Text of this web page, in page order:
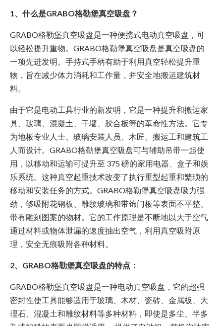
1、什么是GRABO格勒堡真空吸盘？
GRABO格勒堡真空吸盘是一种便携式电动真空吸盘，可
以轻松提升重物。GRABO格勒堡真空吸盘是真空吸盘的
一项先进发明。手持式手柄有助于利用真空轻松提升重
物，旨在减少体力消耗和工作量，并安全地搬运建筑材
料。
由于它是电动工具行业的新发明，它是一种提升和搬运家
具、玻璃、混凝土、干墙、胶合板等的革命性方法。它专
为地板专业人士、玻璃安装人员、木匠、搬运工和建筑工
人而设计。GRABO格勒堡真空吸盘可与辅助吊带一起使
用，以移动和运输可提升至 375 磅的家用电器、盒子和娱
乐系统。这种真空起重技术改变了执行重型起重和繁琐的
移动和安装任务的方式。GRABO格勒堡真空吸盘吸力强
劲，够吸附花钢板、雕纹玻璃和带饰门板等表面不平整、
带有雕刻图案的物材。它的工作原理是不断地以大于空气
通过材料或物体泄漏的速度抽出空气，利用真空吸附原
理，安全无痕吸附各种材料。
2、GRABO格勒堡真空吸盘的特点：
GRABO格勒堡真空吸盘是一种电动真空吸盘，它的超强
密封性使工具能够适用于玻璃、木材、瓷砖、金属板、大
理石、混凝土和雕纹材料等多种材料，即使是多尘、半多